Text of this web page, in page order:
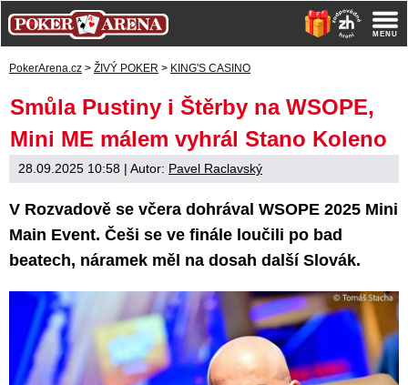
PokerArena.cz > ŽIVÝ POKER > KING'S CASINO
Smůla Pustiny i Štěrby na WSOPE,
Mini ME málem vyhrál Stano Koleno
28.09.2025 10:58 | Autor: Pavel Raclavský
V Rozvadově se včera dohrával WSOPE 2025 Mini
Main Event. Češi se ve finále loučili po bad
beatech, náramek měl na dosah další Slovák.